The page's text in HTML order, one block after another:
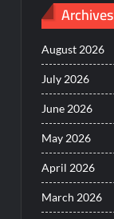
Archives
August 2026
July 2026
June 2026
May 2026
April 2026
March 2026